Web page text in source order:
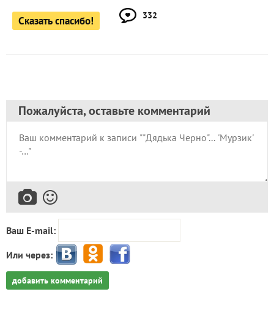
Сказать спасибо! 332
Пожалуйста, оставьте комментарий
Ваш E-mail:
Или через:
добавить комментарий